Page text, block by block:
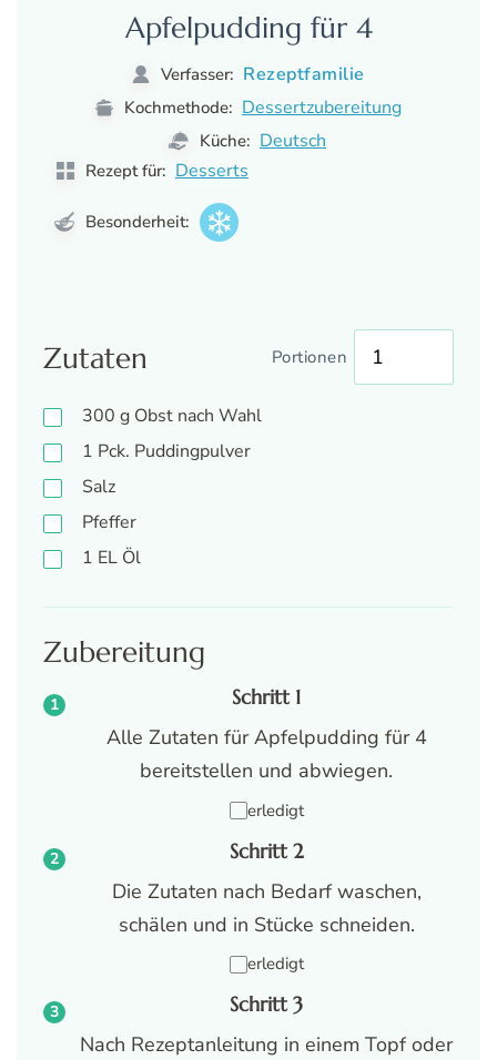
Apfelpudding für 4
Verfasser: Rezeptfamilie
Kochmethode: Dessertzubereitung
Küche: Deutsch
Rezept für: Desserts
Besonderheit:
Zutaten Portionen
300 g Obst nach Wahl
1 Pck. Puddingpulver
Salz
Pfeffer
1 EL Öl
Zubereitung
Schritt 1
Alle Zutaten für Apfelpudding für 4
bereitstellen und abwiegen.
erledigt
Schritt 2
Die Zutaten nach Bedarf waschen,
schälen und in Stücke schneiden.
erledigt
Schritt 3
Nach Rezeptanleitung in einem Topf oder